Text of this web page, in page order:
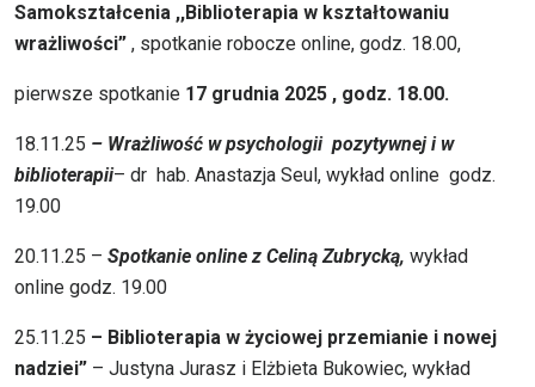
Samokształcenia ,,Biblioterapia w kształtowaniu
wrażliwości” , spotkanie robocze online, godz. 18.00,
pierwsze spotkanie 17 grudnia 2025 , godz. 18.00.
18.11.25 – Wrażliwość w psychologii pozytywnej i w
biblioterapii– dr hab. Anastazja Seul, wykład online godz.
19.00
20.11.25 – Spotkanie online z Celiną Zubrycką, wykład
online godz. 19.00
25.11.25 – Biblioterapia w życiowej przemianie i nowej
nadziei” – Justyna Jurasz i Elżbieta Bukowiec, wykład